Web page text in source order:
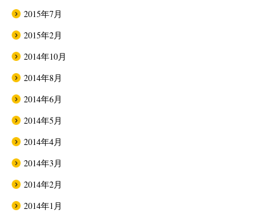
2015年7月
2015年2月
2014年10月
2014年8月
2014年6月
2014年5月
2014年4月
2014年3月
2014年2月
2014年1月